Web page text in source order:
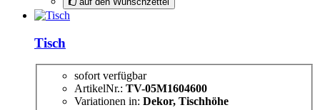
Tisch
sofort verfügbar
ArtikelNr.: TV-05M1604600
Variationen in: Dekor, Tischhöhe